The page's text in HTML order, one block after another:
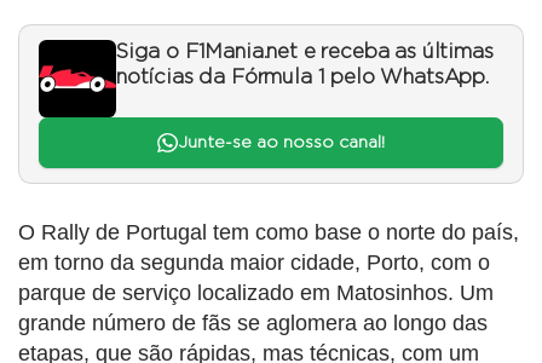
Siga o F1Mania.net e receba as últimas
notícias da Fórmula 1 pelo WhatsApp.
Junte-se ao nosso canal!
O Rally de Portugal tem como base o norte do país,
em torno da segunda maior cidade, Porto, com o
parque de serviço localizado em Matosinhos. Um
grande número de fãs se aglomera ao longo das
etapas, que são rápidas, mas técnicas, com um